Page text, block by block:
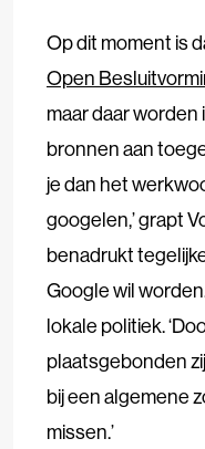
Op dit moment is
Open
maar daar
bronnen aan
je dan het
googelen,’ grapt
benadrukt
Google wil
lokale politiek.
plaatsgebonden
bij een algemene
missen.’